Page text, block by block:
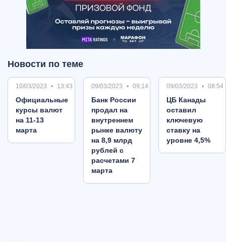
Новости по теме
10/03/2023 13:43
Oфициальные
курсы валют
на 11-13
марта
09/03/2023 09:14
Банк России
продал на
внутреннем
рынке валюту
на 8,9 млрд
рублей с
расчетами 7
марта
09/03/2023 08:54
ЦБ Канады
оставил
ключевую
ставку на
уровне 4,5%